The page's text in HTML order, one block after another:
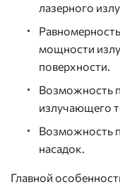
лазерного
мощности
поверхности.
Возможность
излучающего
Возможность
насадок.
Главной